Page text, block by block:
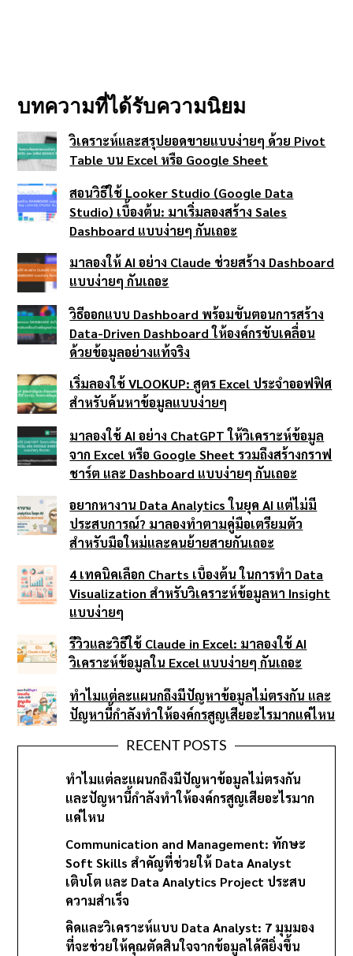
บทความที่ได้รับความนิยม
วิเคราะห์และสรุปยอดขายแบบง่ายๆ ด้วย Pivot
Table บน Excel หรือ Google Sheet
สอนวิธีใช้ Looker Studio (Google Data
Studio) เบื้องต้น: มาเริ่มลองสร้าง Sales
Dashboard แบบง่ายๆ กันเถอะ
มาลองให้ AI อย่าง Claude ช่วยสร้าง Dashboard
แบบง่ายๆ กันเถอะ
วิธีออกแบบ Dashboard พร้อมขั้นตอนการสร้าง
Data-Driven Dashboard ให้องค์กรขับเคลื่อน
ด้วยข้อมูลอย่างแท้จริง
เริ่มลองใช้ VLOOKUP: สูตร Excel ประจำออฟฟิศ
สำหรับค้นหาข้อมูลแบบง่ายๆ
มาลองใช้ AI อย่าง ChatGPT ให้วิเคราะห์ข้อมูล
จาก Excel หรือ Google Sheet รวมถึงสร้างกราฟ
ชาร์ต และ Dashboard แบบง่ายๆ กันเถอะ
อยากหางาน Data Analytics ในยุค AI แต่ไม่มี
ประสบการณ์? มาลองทำตามคู่มือเตรียมตัว
สำหรับมือใหม่และคนย้ายสายกันเถอะ
4 เทคนิคเลือก Charts เบื้องต้น ในการทำ Data
Visualization สำหรับวิเคราะห์ข้อมูลหา Insight
แบบง่ายๆ
รีวิวและวิธีใช้ Claude in Excel: มาลองใช้ AI
วิเคราะห์ข้อมูลใน Excel แบบง่ายๆ กันเถอะ
ทำไมแต่ละแผนกถึงมีปัญหาข้อมูลไม่ตรงกัน และ
ปัญหานี้กำลังทำให้องค์กรสูญเสียอะไรมากแค่ไหน
RECENT POSTS
ทำไมแต่ละแผนกถึงมีปัญหาข้อมูลไม่ตรงกัน
และปัญหานี้กำลังทำให้องค์กรสูญเสียอะไรมาก
แค่ไหน
Communication and Management: ทักษะ
Soft Skills สำคัญที่ช่วยให้ Data Analyst
เติบโต และ Data Analytics Project ประสบ
ความสำเร็จ
คิดและวิเคราะห์แบบ Data Analyst: 7 มุมมอง
ที่จะช่วยให้คุณตัดสินใจจากข้อมูลได้ดียิ่งขึ้น